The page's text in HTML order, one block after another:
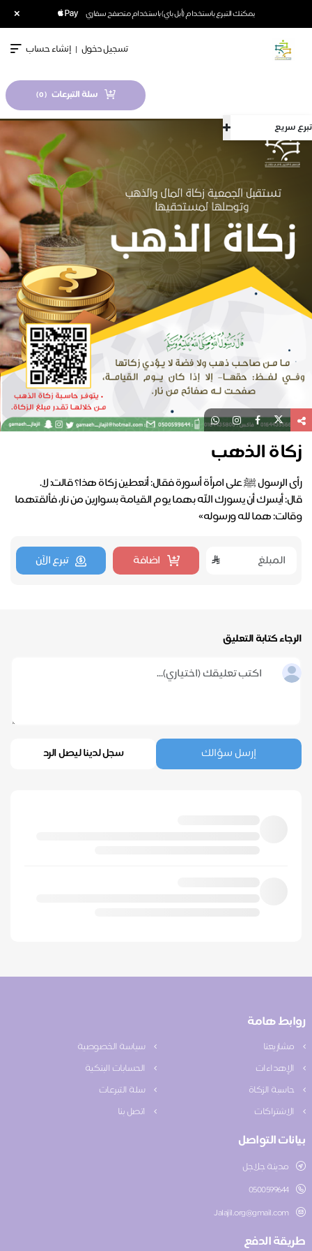
يمكنك التبرع باستخدام (أبل باي) باستخدام متصفح سفاري ×
تبرع سريع
تسجيل دخول | إنشاء حساب
سلة التبرعات (
0
)
زكاة الذهب
رأى الرسول ﷺ على امرأة أسورة فقال: أتعطين زكاة هذا؟ قالت: لا.
قال: أيسرك أن يسورك الله بهما يوم القيامة بسوارين من نار، فألقتهما
وقالت: هما لله ورسوله»
اضافة تبرع الآن
الرجاء كتابة التعليق
إرسل سؤالك سجل لدينا ليصل الرد
روابط هامة
مشاريعنا
سياسة الخصوصية
الإهداءات
الحسابات البنكية
حاسبة الزكاة
سلة التبرعات
الاشتراكات
اتصل بنا
بيانات التواصل
مدينة جلاجل
0500599644
Jalajil.org@gmail.com
طريقة الدفع